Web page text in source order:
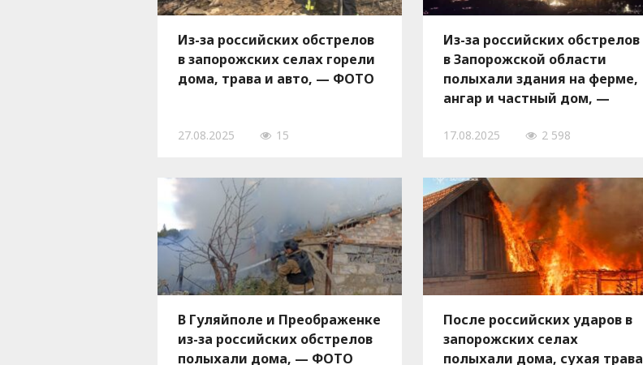
Из-за российских обстрелов
в запорожских селах горели
дома, трава и авто, — ФОТО
27.08.2025 15
Из-за российских обстрелов
в Запорожской области
полыхали здания на ферме,
ангар и частный дом, —
17.08.2025 2 598
В Гуляйполе и Преображенке
из-за российских обстрелов
полыхали дома, — ФОТО
После российских ударов в
запорожских селах
полыхали дома, сухая трава